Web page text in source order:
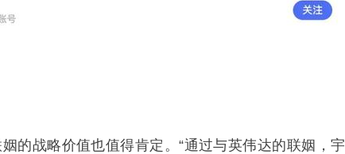
的战略价值也值得肯定。“通过与英伟达的联姻，宇